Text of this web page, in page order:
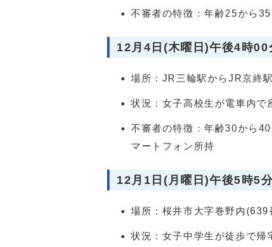
不審者の特徴：年齢25から
12月4日(木曜日)午後4時00
場所：JR三輪駅からJR京終
状況：女子高校生が電車内で
不審者の特徴：年齢30から
マートフォン所持
12月1日(月曜日)午後5時5
場所：桜井市大字巻野内(639
状況：女子中学生が徒歩で帰